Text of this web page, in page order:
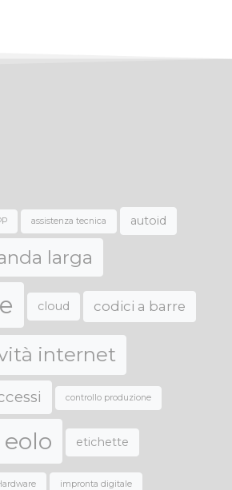
assistenza tecnica autoid
larga
cloud codici a barre
internet
controllo produzione
eolo etichette
impronta digitale